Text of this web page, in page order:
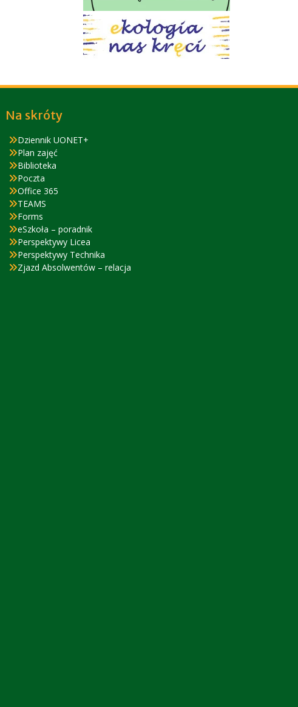
Na skróty
Dziennik UONET+
Plan zajęć
Biblioteka
Poczta
Office 365
TEAMS
Forms
eSzkoła – poradnik
Perspektywy Licea
Perspektywy Technika
Zjazd Absolwentów – relacja